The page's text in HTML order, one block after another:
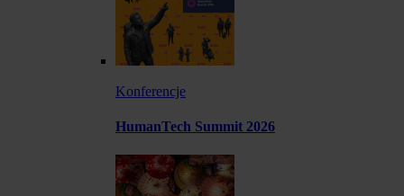
Konferencje
HumanTech Summit 2026